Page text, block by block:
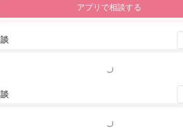
、張っていなかったとしても、飲めていないわけではな
のでなければ、あまりご心配なさらなくても大丈夫だ
させます。泣いたりはありませんが、やはり母乳が足り
ではありませんよ。この時期のお子さんの哺乳量や体重
は、1日6回以上おしっこがあり、1日18〜30gの体重増
お子さんなりの体重増加がみられていれば、哺乳量の不
題ないと思っていただいて良いと思いますよ。
アプリで相談する
もっと見る
もっと見る